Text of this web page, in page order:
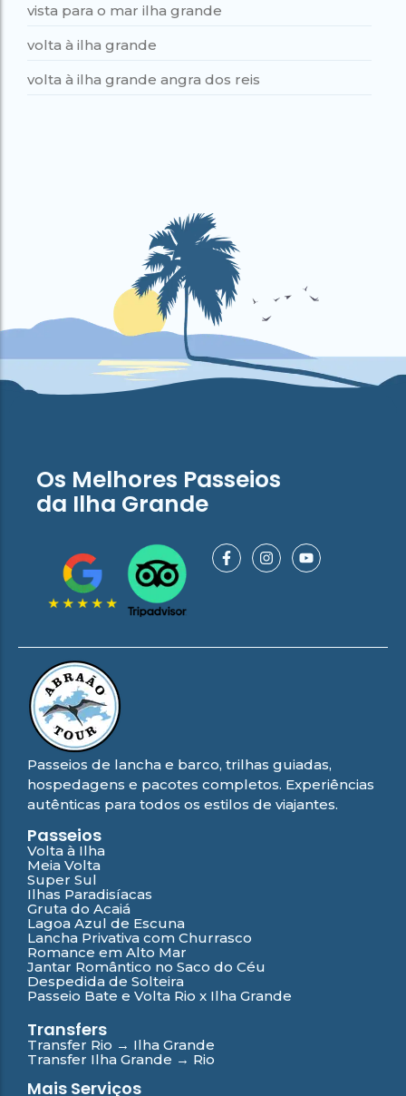
vista para o mar ilha grande
volta à ilha grande
volta à ilha grande angra dos reis
Os Melhores Passeios
da Ilha Grande
Passeios de lancha e barco, trilhas guiadas,
hospedagens e pacotes completos. Experiências
autênticas para todos os estilos de viajantes.
Passeios
Volta à Ilha
Meia Volta
Super Sul
Ilhas Paradisíacas
Gruta do Acaiá
Lagoa Azul de Escuna
Lancha Privativa com Churrasco
Romance em Alto Mar
Jantar Romântico no Saco do Céu
Despedida de Solteira
Passeio Bate e Volta Rio x Ilha Grande
Transfers
Transfer Rio → Ilha Grande
Transfer Ilha Grande → Rio
Mais Serviços